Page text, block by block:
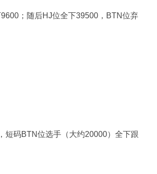
；随后HJ位全下39500，BTN位弃
短码BTN位选手（大约20000）全下跟